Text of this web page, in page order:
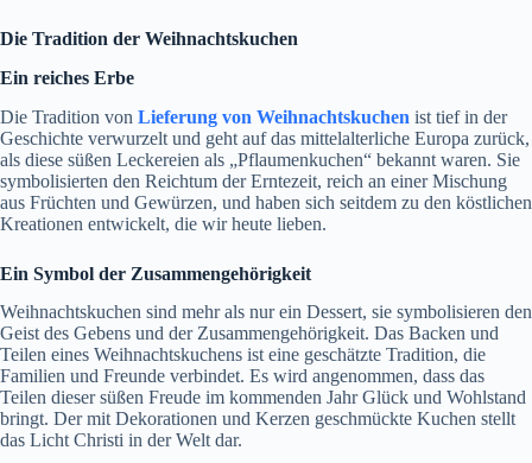
Die Tradition der Weihnachtskuchen
Ein reiches Erbe
Die Tradition von Lieferung von Weihnachtskuchen ist tief in der
Geschichte verwurzelt und geht auf das mittelalterliche Europa zurück,
als diese süßen Leckereien als „Pflaumenkuchen“ bekannt waren. Sie
symbolisierten den Reichtum der Erntezeit, reich an einer Mischung
aus Früchten und Gewürzen, und haben sich seitdem zu den köstlichen
Kreationen entwickelt, die wir heute lieben.
Ein Symbol der Zusammengehörigkeit
Weihnachtskuchen sind mehr als nur ein Dessert, sie symbolisieren den
Geist des Gebens und der Zusammengehörigkeit. Das Backen und
Teilen eines Weihnachtskuchens ist eine geschätzte Tradition, die
Familien und Freunde verbindet. Es wird angenommen, dass das
Teilen dieser süßen Freude im kommenden Jahr Glück und Wohlstand
bringt. Der mit Dekorationen und Kerzen geschmückte Kuchen stellt
das Licht Christi in der Welt dar.